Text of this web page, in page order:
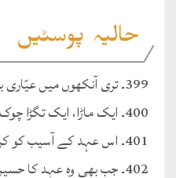
حالیہ پوسٹیں
399۔ تری آنکھوں میں عیّاری بہت ہے
400۔ ایک ماڑا، ایک تگڑا چوک میں
401۔ اس عہد کے آسیب کو کرسی کی پڑی تھی
402۔ جب بھی وہ عہد کا حسیں بولے